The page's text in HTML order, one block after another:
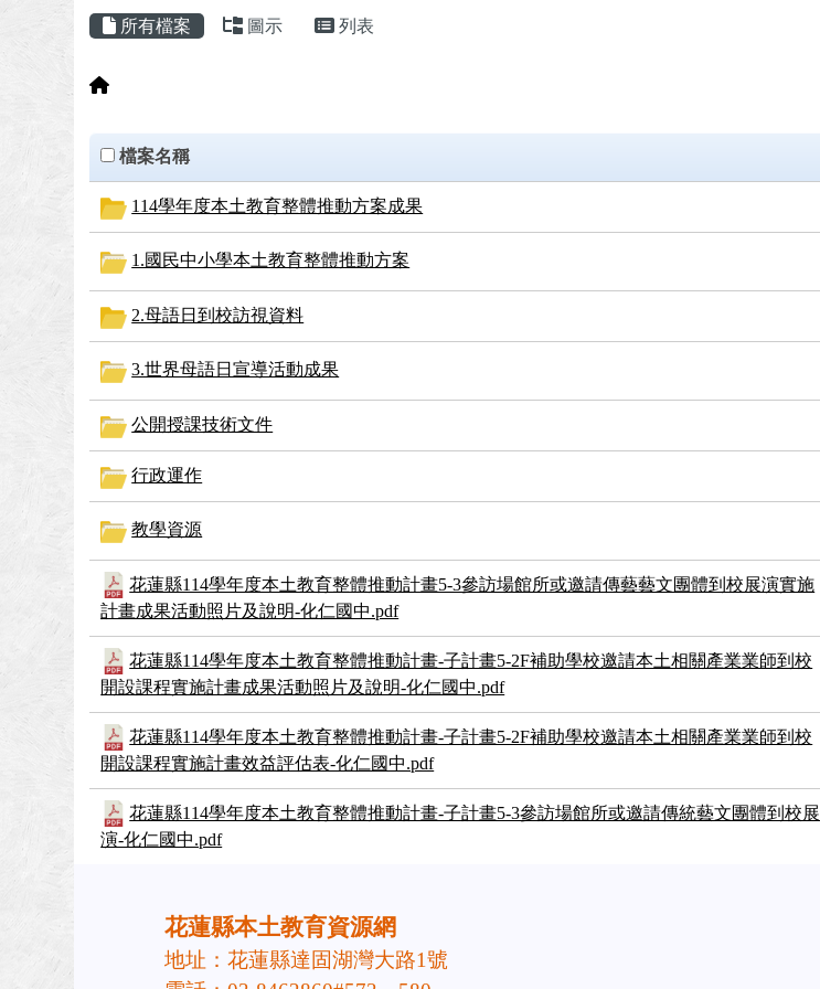
主內容區域
所有檔案 圖示 列表
回首頁
Files List
clickAll
檔案名稱
114學年度本土教育整體推動方案成果
1.國民中小學本土教育整體推動方案
2.母語日到校訪視資料
3.世界母語日宣導活動成果
公開授課技術文件
行政運作
教學資源
花蓮縣114學年度本土教育整體推動計畫5-3參訪場館所或邀請傳藝藝文團體到校展演實施
計畫成果活動照片及說明-化仁國中.pdf
花蓮縣114學年度本土教育整體推動計畫-子計畫5-2F補助學校邀請本土相關產業業師到校
開設課程實施計畫成果活動照片及說明-化仁國中.pdf
花蓮縣114學年度本土教育整體推動計畫-子計畫5-2F補助學校邀請本土相關產業業師到校
開設課程實施計畫效益評估表-化仁國中.pdf
花蓮縣114學年度本土教育整體推動計畫-子計畫5-3參訪場館所或邀請傳統藝文團體到校展
演-化仁國中.pdf
頁尾區域
頁尾區域內容
花蓮縣本土教育資源網
地址：花蓮縣達固湖灣大路1號